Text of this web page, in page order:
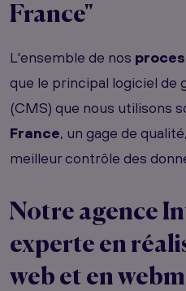
France"
L'ensemble de nos
que le principal logiciel de
(CMS) que nous utilisons
France, un gage de
meilleur contrôle des
Notre agence
experte en
web et en